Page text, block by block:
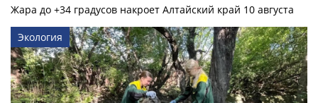
Жара до +34 градусов накроет Алтайский край 10 августа
Экология